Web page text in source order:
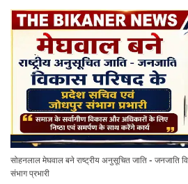
सोहनलाल मेघवाल बने राष्ट्रीय अनुसूचित जाति - जनजाति
संभाग प्रभारी